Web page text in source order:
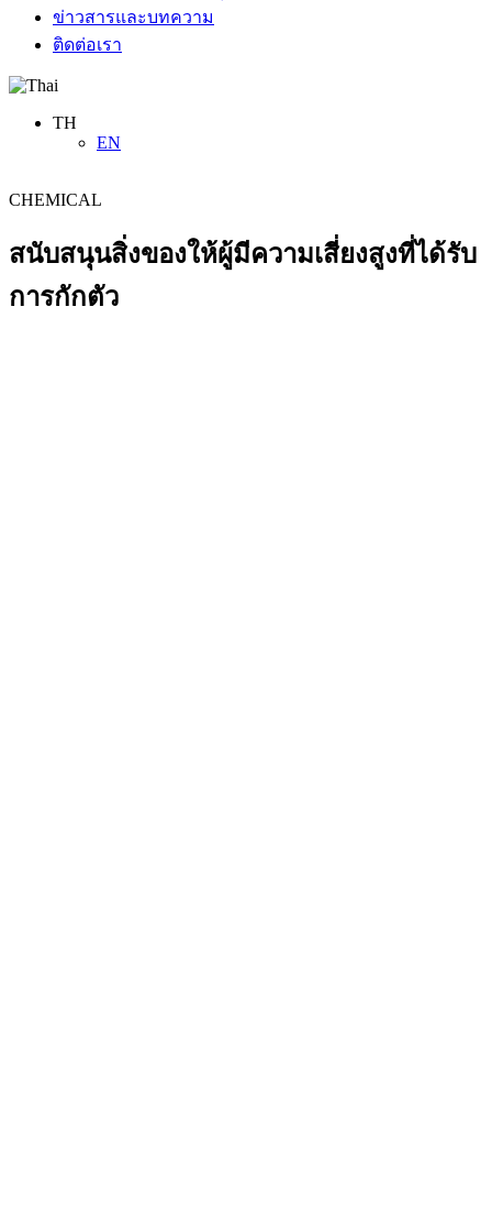
ข่าวสารและบทความ
ติดต่อเรา
TH
EN
CHEMICAL
สนับสนุนสิ่งของให้ผู้มีความเสี่ยงสูงที่ได้รับ
การกักตัว